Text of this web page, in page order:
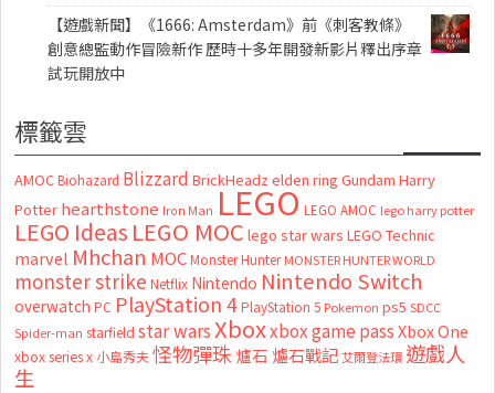
【遊戲新聞】《1666: Amsterdam》前《刺客教條》
創意總監動作冒險新作 歷時十多年開發新影片釋出序章
試玩開放中
標籤雲
AMOC Biohazard Blizzard BrickHeadz elden ring Gundam Harry
Potter hearthstone Iron Man LEGO LEGO AMOC lego harry potter
LEGO Ideas LEGO MOC lego star wars LEGO Technic
marvel Mhchan MOC Monster Hunter MONSTER HUNTER WORLD
monster strike Netflix Nintendo Nintendo Switch
overwatch PC PlayStation 4 PlayStation 5 Pokemon ps5 SDCC
Spider-man starfield star warsXboxxbox game passXbox One
xbox series x 小島秀夫怪物彈珠 爐石 爐石戰記艾爾登法環 遊戲人
生